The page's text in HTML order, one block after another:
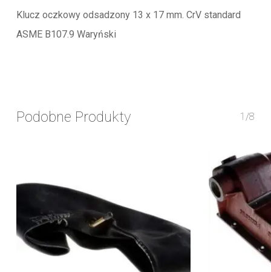
Klucz oczkowy odsadzony 13 x 17 mm. CrV standard
ASME B107.9 Waryński
Podobne Produkty 1/8